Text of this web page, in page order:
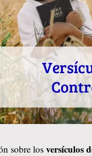
sobre los versículos